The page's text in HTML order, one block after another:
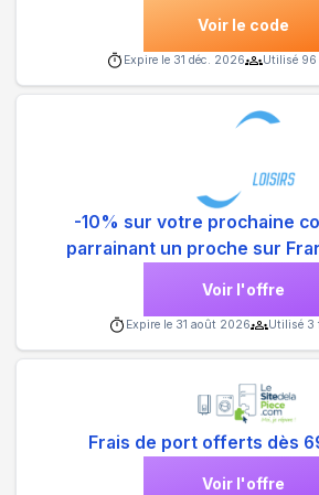
Voir le code
Expire le 31 déc. 2026 Utilisé 96
-10% sur votre prochaine
parrainant un proche sur
Voir l'offre
Expire le 31 août 2026 Utilisé 3
Frais de port offerts dès
Voir l'offre